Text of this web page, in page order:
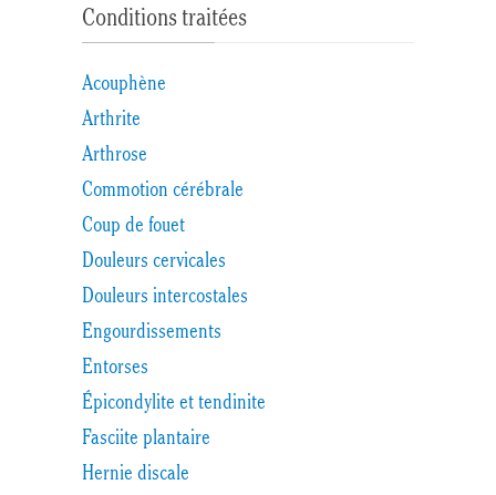
Conditions traitées
Acouphène
Arthrite
Arthrose
Commotion cérébrale
Coup de fouet
Douleurs cervicales
Douleurs intercostales
Engourdissements
Entorses
Épicondylite et tendinite
Fasciite plantaire
Hernie discale